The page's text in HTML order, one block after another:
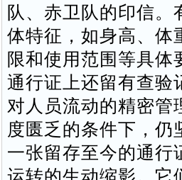
队、赤卫队的印信
体特征，如身高、体
限和使用范围等具
通行证上还留有查验
对人员流动的精密管
度匮乏的条件下，仍
一张留存至今的通行